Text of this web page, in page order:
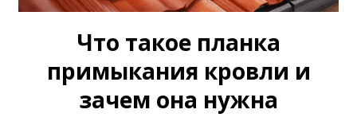
Что такое планка
примыкания кровли и
зачем она нужна